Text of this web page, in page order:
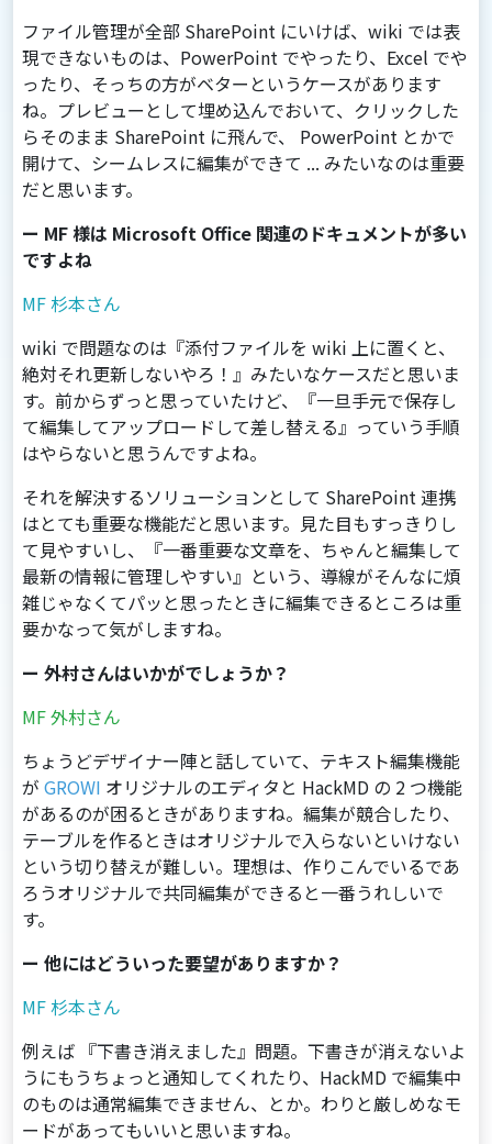
ファイル管理が全部 SharePoint にいけば、wiki では表
現できないものは、PowerPoint でやったり、Excel でや
ったり、そっちの方がベターというケースがあります
ね。プレビューとして埋め込んでおいて、クリックした
らそのまま SharePoint に飛んで、 PowerPoint とかで
開けて、シームレスに編集ができて ... みたいなのは重要
だと思います。
ー MF 様は Microsoft Office 関連のドキュメントが多い
ですよね
MF 杉本さん
wiki で問題なのは『添付ファイルを wiki 上に置くと、
絶対それ更新しないやろ！』みたいなケースだと思いま
す。前からずっと思っていたけど、『一旦手元で保存し
て編集してアップロードして差し替える』っていう手順
はやらないと思うんですよね。
それを解決するソリューションとして SharePoint 連携
はとても重要な機能だと思います。見た目もすっきりし
て見やすいし、『一番重要な文章を、ちゃんと編集して
最新の情報に管理しやすい』という、導線がそんなに煩
雑じゃなくてパッと思ったときに編集できるところは重
要かなって気がしますね。
ー 外村さんはいかがでしょうか？
MF 外村さん
ちょうどデザイナー陣と話していて、テキスト編集機能
が GROWI オリジナルのエディタと HackMD の 2 つ機能
があるのが困るときがありますね。編集が競合したり、
テーブルを作るときはオリジナルで入らないといけない
という切り替えが難しい。理想は、作りこんでいるであ
ろうオリジナルで共同編集ができると一番うれしいで
す。
ー 他にはどういった要望がありますか？
MF 杉本さん
例えば 『下書き消えました』問題。下書きが消えないよ
うにもうちょっと通知してくれたり、HackMD で編集中
のものは通常編集できません、とか。わりと厳しめなモ
ードがあってもいいと思いますね。